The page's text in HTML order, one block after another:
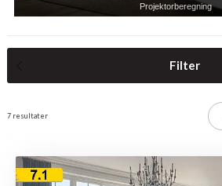
Projektorberegning
Filter
7 resultater